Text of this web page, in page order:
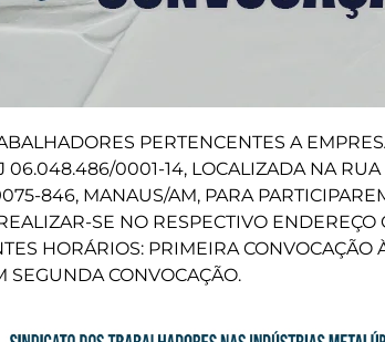
PERTENCENTES A
06.048.486/0001-14, LOCALIZADA NA
846, MANAUS/AM, PARA
SE NO RESPECTIVO ENDEREÇO
HORÁRIOS: PRIMEIRA CONVOCAÇÃO
SEGUNDA CONVOCAÇÃO.